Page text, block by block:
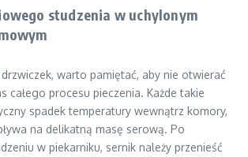
studzenia w uchylonym
warto pamiętać, aby nie otwierać
całego procesu pieczenia. Każde takie
spadek temperatury wewnątrz komory,
na delikatną masę serową. Po
w piekarniku, sernik należy przenieść